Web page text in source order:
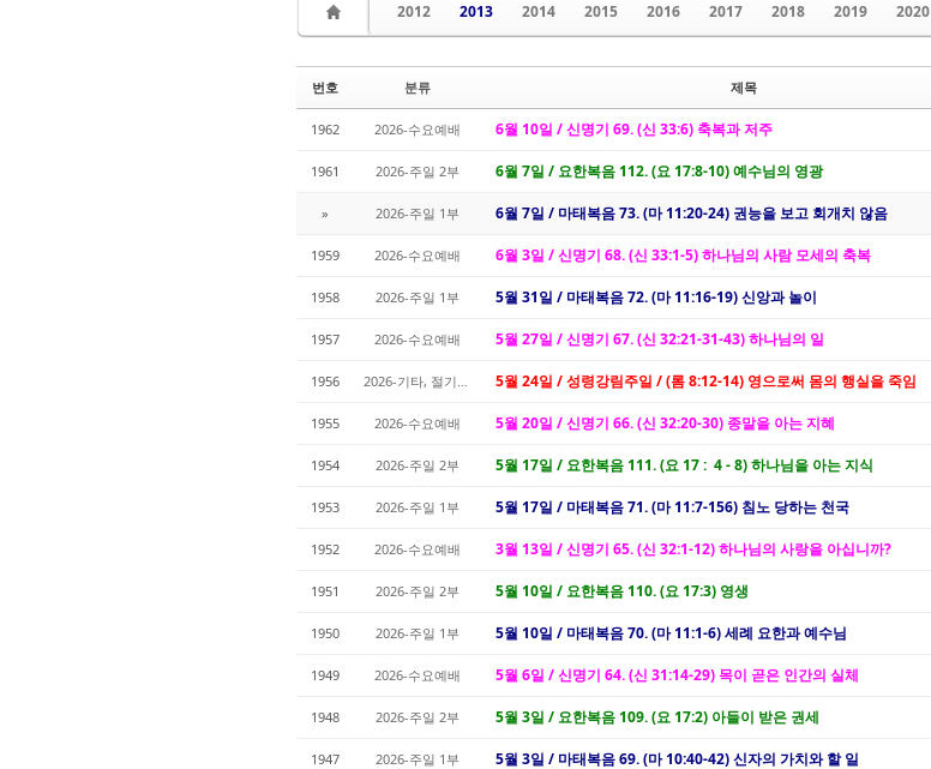
2012 2013 2014 2015 2016 2017 2018 2019 2020
번호 분류 제목
1962 2026-수요예배 6월 10일 / 신명기 69. (신 33:6) 축복과 저주
1961 2026-주일 2부 6월 7일 / 요한복음 112. (요 17:8-10) 예수님의 영광
» 2026-주일 1부 6월 7일 / 마태복음 73. (마 11:20-24) 권능을 보고 회개치 않음
1959 2026-수요예배 6월 3일 / 신명기 68. (신 33:1-5) 하나님의 사람 모세의 축복
1958 2026-주일 1부 5월 31일 / 마태복음 72. (마 11:16-19) 신앙과 놀이
1957 2026-수요예배 5월 27일 / 신명기 67. (신 32:21-31-43) 하나님의 일
1956 2026-기타, 절기예배 5월 24일 / 성령강림주일 / (롬 8:12-14) 영으로써 몸의 행실을 죽임
1955 2026-수요예배 5월 20일 / 신명기 66. (신 32:20-30) 종말을 아는 지혜
1954 2026-주일 2부 5월 17일 / 요한복음 111. (요 17 : 4 - 8) 하나님을 아는 지식
1953 2026-주일 1부 5월 17일 / 마태복음 71. (마 11:7-156) 침노 당하는 천국
1952 2026-수요예배 3월 13일 / 신명기 65. (신 32:1-12) 하나님의 사랑을 아십니까?
1951 2026-주일 2부 5월 10일 / 요한복음 110. (요 17:3) 영생
1950 2026-주일 1부 5월 10일 / 마태복음 70. (마 11:1-6) 세례 요한과 예수님
1949 2026-수요예배 5월 6일 / 신명기 64. (신 31:14-29) 목이 곧은 인간의 실체
1948 2026-주일 2부 5월 3일 / 요한복음 109. (요 17:2) 아들이 받은 권세
1947 2026-주일 1부 5월 3일 / 마태복음 69. (마 10:40-42) 신자의 가치와 할 일